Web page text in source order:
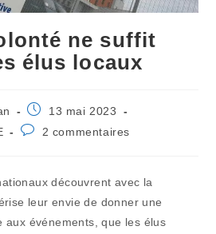
ne suffit
élus locaux
Publication
publiée :
13 mai 2023
Commentaires
2 commentaires
découvrent avec la
leur envie de donner une
aux événements, que les élus